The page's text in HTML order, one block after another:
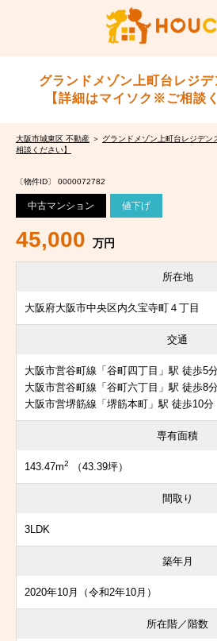
グランドメゾン上町台レジ
【詳細はマイソク※ご相談
大阪市城東区 不動産 ＞ グランドメゾン上町台レジデ
相談ください】
〔物件ID〕 0000072782
中古マンション 値下げ
45,000 万円
所在地
大阪府大阪市中央区内久宝寺町４丁目
交通
大阪市営谷町線「谷町四丁目」駅 徒歩5
大阪市営谷町線「谷町六丁目」駅 徒歩8
大阪市営堺筋線「堺筋本町」駅 徒歩10分
専有面積
143.47m2 （43.39坪）
間取り
3LDK
築年月
2020年10月（令和2年10月）
所在階／階数